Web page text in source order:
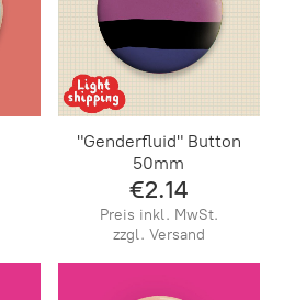
"Genderfluid" Button
50mm
€2.14
Preis inkl. MwSt.
zzgl. Versand